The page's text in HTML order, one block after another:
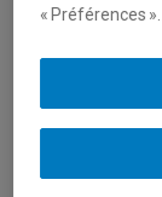
« Préférences ».